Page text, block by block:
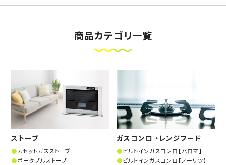
商品カテゴリ一覧
ストーブ
カセットガスストーブ
ポータブルストーブ
ガスコンロ ・レンジフード
ビルトインガスコンロ【パロマ】
ビルトインガスコンロ【ノーリツ】